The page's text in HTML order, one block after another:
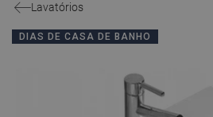
Lavatórios
DIAS DE CASA DE BANHO